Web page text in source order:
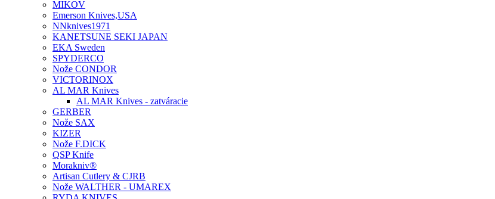
MIKOV
Emerson Knives,USA
NNknives1971
KANETSUNE SEKI JAPAN
EKA Sweden
SPYDERCO
Nože CONDOR
VICTORINOX
AL MAR Knives
AL MAR Knives - zatváracie
GERBER
Nože SAX
KIZER
Nože F.DICK
QSP Knife
Morakniv®
Artisan Cutlery & CJRB
Nože WALTHER - UMAREX